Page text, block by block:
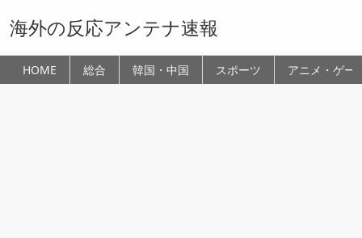
海外の反応アンテナ速報
HOME 総合 韓国・中国 スポーツ アニメ・ゲー